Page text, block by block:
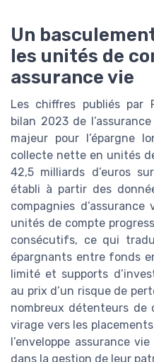
Un
les unités de
assurance vie
Les chiffres publiés par
bilan 2023 de
majeur pour l’épargne
collecte nette en unités
42,5 milliards d’euros
établi à partir des
compagnies
unités de compte
consécutifs, ce qui
épargnants entre fonds
limité et supports
au prix d’un risque de
nombreux détenteurs de
virage vers les
l’enveloppe assurance
dans la gestion de leur